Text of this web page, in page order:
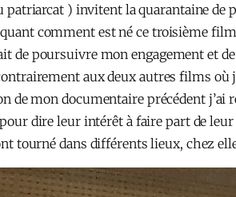
patriarcat ) invitent la quarantaine de
comment est né ce troisième
de poursuivre mon engagement et
aux deux autres films où
de mon documentaire précédent j’ai
dire leur intérêt à faire part de
tourné dans différents lieux, chez